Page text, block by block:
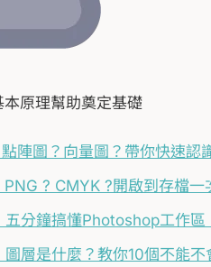
原理幫助奠定基礎
陣圖？向量圖？帶你快速認
? CMYK ?開啟到存檔一
分鐘搞懂Photoshop工作區
層是什麼？教你10個不能不